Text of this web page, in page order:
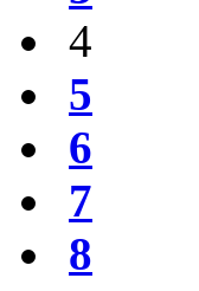
4
5
6
7
8